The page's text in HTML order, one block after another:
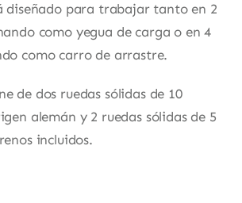
diseñado para trabajar tanto en 2
como yegua de carga o en 4
como carro de arrastre.
de dos ruedas sólidas de 10
alemán y 2 ruedas sólidas de 5
incluidos.